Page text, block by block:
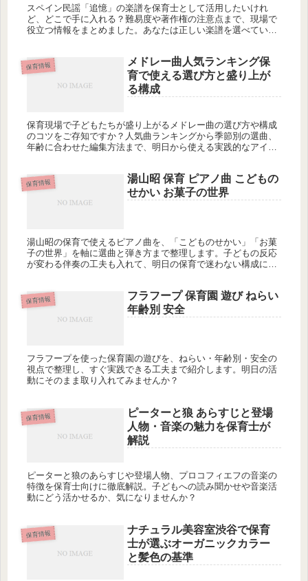
スペイン民謡「追憶」の楽譜を保育士として活用したいけれ
ど、どこで手に入れる？難易度や著作権の注意点まで、現場で
役立つ情報をまとめました。あなたは正しい楽譜を選べていま
保育情報
メドレー曲人気ランキング保
育で使える選び方と盛り上が
る構成
保育現場で子どもたちが盛り上がるメドレー曲の選び方や構成
のコツをご存知ですか？人気曲ランキングから季節別の選曲、
年齢に合わせた編集方法まで、明日から使える実践的なアイデ
保育情報
湯山昭 保育 ピアノ曲 こどもの
せかい お菓子の世界
湯山昭の保育で使えるピアノ曲を、「こどものせかい」「お菓
子の世界」を軸に選曲と弾き方まで整理します。子どもの反応
が変わる伴奏の工夫も入れて、明日の保育で迷わない構成にし
保育情報
フラフープ 保育園 遊び ねらい
年齢別 安全
フラフープを使った保育園の遊びを、ねらい・年齢別・安全の
視点で整理し、すぐ実践できる工夫まで紹介します。明日の活
動にそのまま取り入れてみませんか？
保育情報
ピーターと狼 あらすじと登場
人物・音楽の魅力を保育士が
解説
ピーターと狼のあらすじや登場人物、プロコフィエフの音楽の
特徴を保育士向けに徹底解説。子どもへの読み聞かせや音楽活
動にどう活かせるか、気になりませんか？
保育情報
ナチュラル美容室渋谷で保育
士が選ぶオーガニックカラー
と髪色の基準